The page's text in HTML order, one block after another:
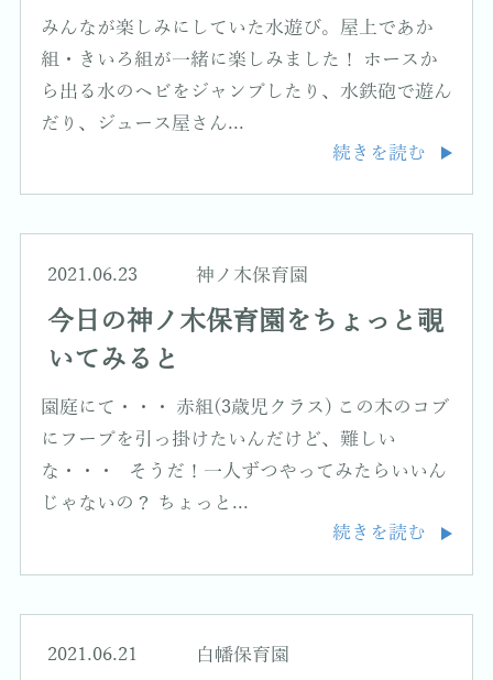
みんなが楽しみにしていた水遊び。屋上であか
組・きいろ組が一緒に楽しみました！ ホースか
ら出る水のヘビをジャンプしたり、水鉄砲で遊ん
だり、ジュース屋さん...
続きを読む
2021.06.23 神ノ木保育園
今日の神ノ木保育園をちょっと覗
いてみると
園庭にて・・・ 赤組(3歳児クラス) この木のコブ
にフープを引っ掛けたいんだけど、難しい
な・・・ そうだ！一人ずつやってみたらいいん
じゃないの？ ちょっと...
続きを読む
2021.06.21 白幡保育園